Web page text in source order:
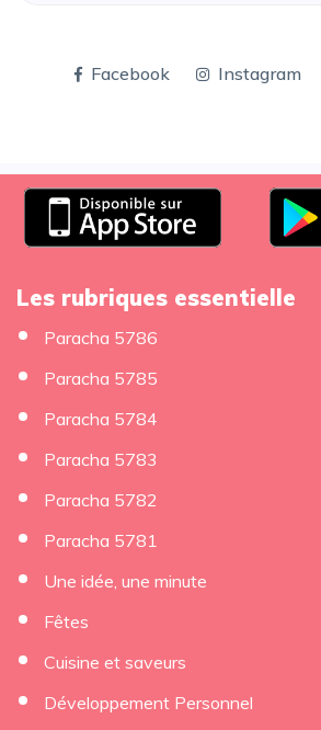
Facebook Instagram
Les rubriques essentielle
Paracha 5786
Paracha 5785
Paracha 5784
Paracha 5783
Paracha 5782
Paracha 5781
Une idée, une minute
Fêtes
Cuisine et saveurs
Développement Personnel